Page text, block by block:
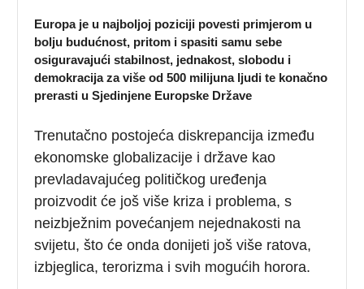
Europa je u najboljoj poziciji povesti primjerom u
bolju budućnost, pritom i spasiti samu sebe
osiguravajući stabilnost, jednakost, slobodu i
demokracija za više od 500 milijuna ljudi te konačno
prerasti u Sjedinjene Europske Države
Trenutačno postojeća diskrepancija između
ekonomske globalizacije i države kao
prevladavajućeg političkog uređenja
proizvodit će još više kriza i problema, s
neizbježnim povećanjem nejednakosti na
svijetu, što će onda donijeti još više ratova,
izbjeglica, terorizma i svih mogućih horora.